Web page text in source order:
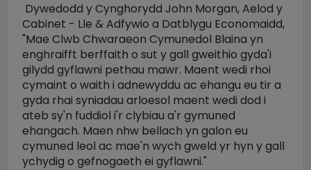
Dywedodd y Cynghorydd John Morgan, Aelod y
Cabinet - Lle & Adfywio a Datblygu Economaidd,
"Mae Clwb Chwaraeon Cymunedol Blaina yn
enghraifft berffaith o sut y gall gweithio gyda'i
gilydd gyflawni pethau mawr. Maent wedi rhoi
cymaint o waith i adnewyddu ac ehangu eu tir a
gyda rhai syniadau arloesol maent wedi dod i
ateb sy'n fuddiol i'r clybiau a'r gymuned
ehangach. Maen nhw bellach yn galon eu
cymuned leol ac mae'n wych gweld yr hyn y gall
ychydig o gefnogaeth ei gyflawni."